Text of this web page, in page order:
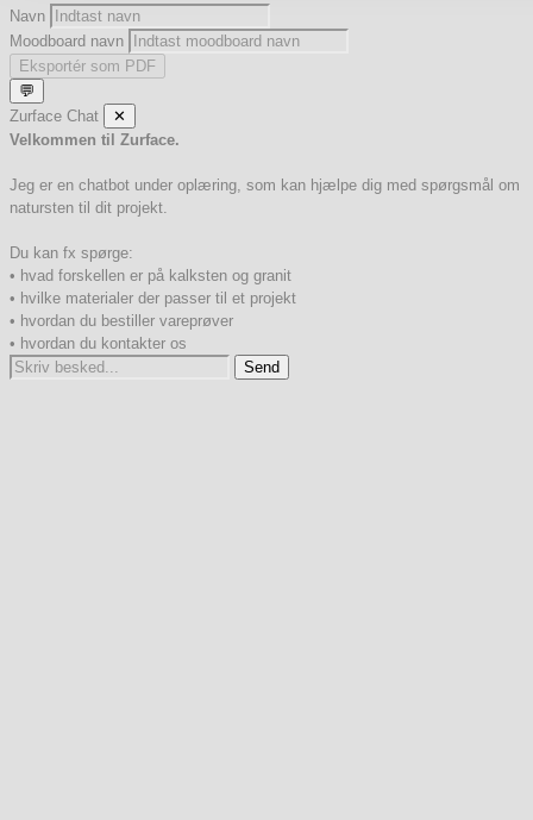
Navn
Moodboard navn
Eksportér som PDF
💬
Zurface Chat
✕
Velkommen til Zurface.
Jeg er en chatbot under oplæring, som kan hjælpe dig med spørgsmål om
natursten til dit projekt.
Du kan fx spørge:
• hvad forskellen er på kalksten og granit
• hvilke materialer der passer til et projekt
• hvordan du bestiller vareprøver
• hvordan du kontakter os
Send